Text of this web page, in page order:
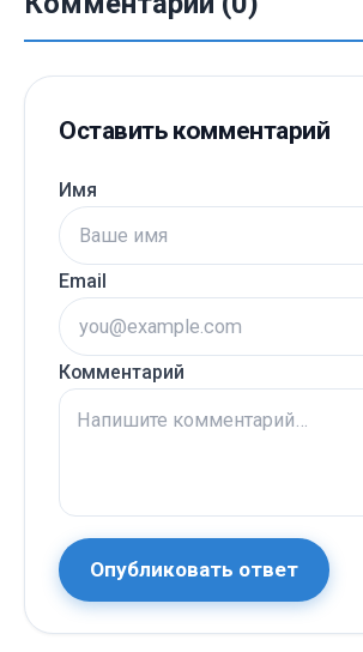
Оставить комментарий
Имя
Email
Комментарий
Опубликовать ответ